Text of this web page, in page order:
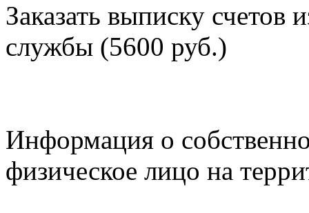
Заказать выписку счетов
службы (5600 руб.)
Информация о
физическое лицо на